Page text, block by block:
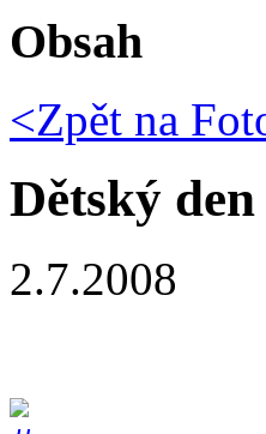
Obsah
<Zpět na
Dětský
2.7.2008